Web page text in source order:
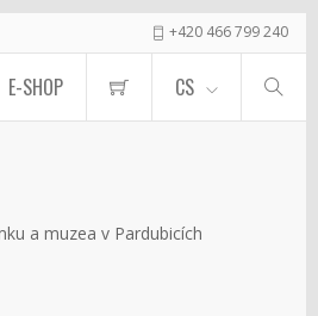
+420 466 799 240
E-SHOP CS
a muzea v Pardubicích